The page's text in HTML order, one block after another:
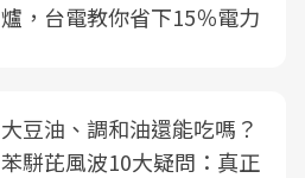
爐，台電教你省下15％電力
大豆油、調和油還能吃嗎？
苯駢芘風波10大疑問：真正